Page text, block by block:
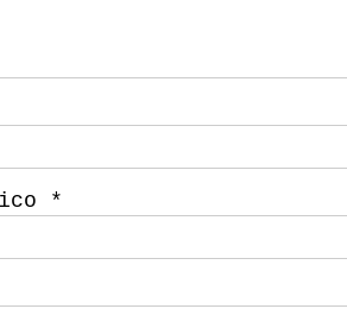
*